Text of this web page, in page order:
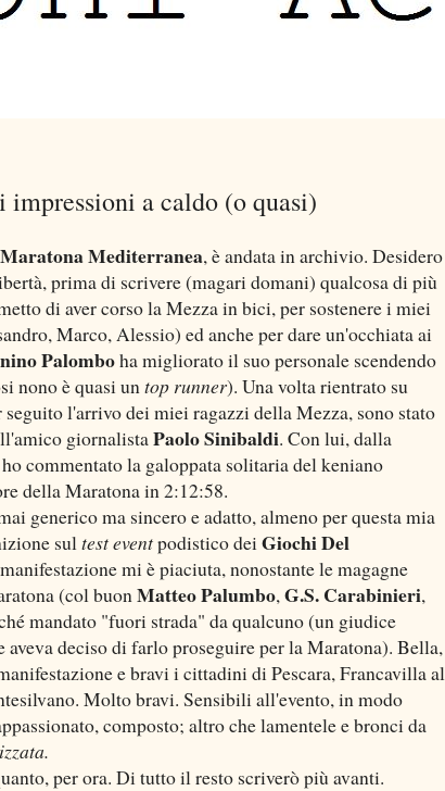
a caldo (o quasi)
Mediterranea, è andata in archivio. Desidero
prima di scrivere (magari domani) qualcosa di più
di aver corso la Mezza in bici, per sostenere i miei
Marco, Alessio) ed anche per dare un'occhiata ai
Palomboha migliorato il suo personale scendendo
nono è quasi un top runner). Una volta rientrato su
seguito l'arrivo dei miei ragazzi della Mezza, sono stato
giornalistaPaolo Sinibaldi. Con lui, dalla
commentato la galoppata solitaria del keniano
della Maratona in 2:12:58.
generico ma sincero e adatto, almeno per questa mia
sul test eventpodistico dei Giochi Del
mi è piaciuta, nonostante le magagne
(col buon Matteo Palumbo, G.S. Carabinieri,
mandato "fuori strada" da qualcuno (un giudice
aveva deciso di farlo proseguire per la Maratona). Bella,
e bravi i cittadini di Pescara, Francavilla al
Molto bravi. Sensibili all'evento, in modo
composto; altro che lamentele e bronci da
per ora. Di tutto il resto scriverò più avanti.